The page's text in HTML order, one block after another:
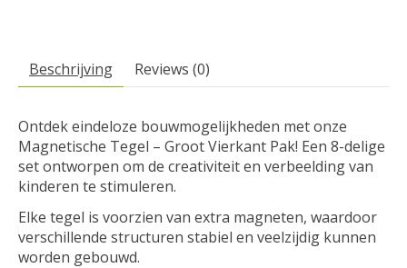
Beschrijving Reviews (0)
Ontdek eindeloze bouwmogelijkheden met onze
Magnetische Tegel – Groot Vierkant Pak! Een 8-delige
set ontworpen om de creativiteit en verbeelding van
kinderen te stimuleren.
Elke tegel is voorzien van extra magneten, waardoor
verschillende structuren stabiel en veelzijdig kunnen
worden gebouwd.